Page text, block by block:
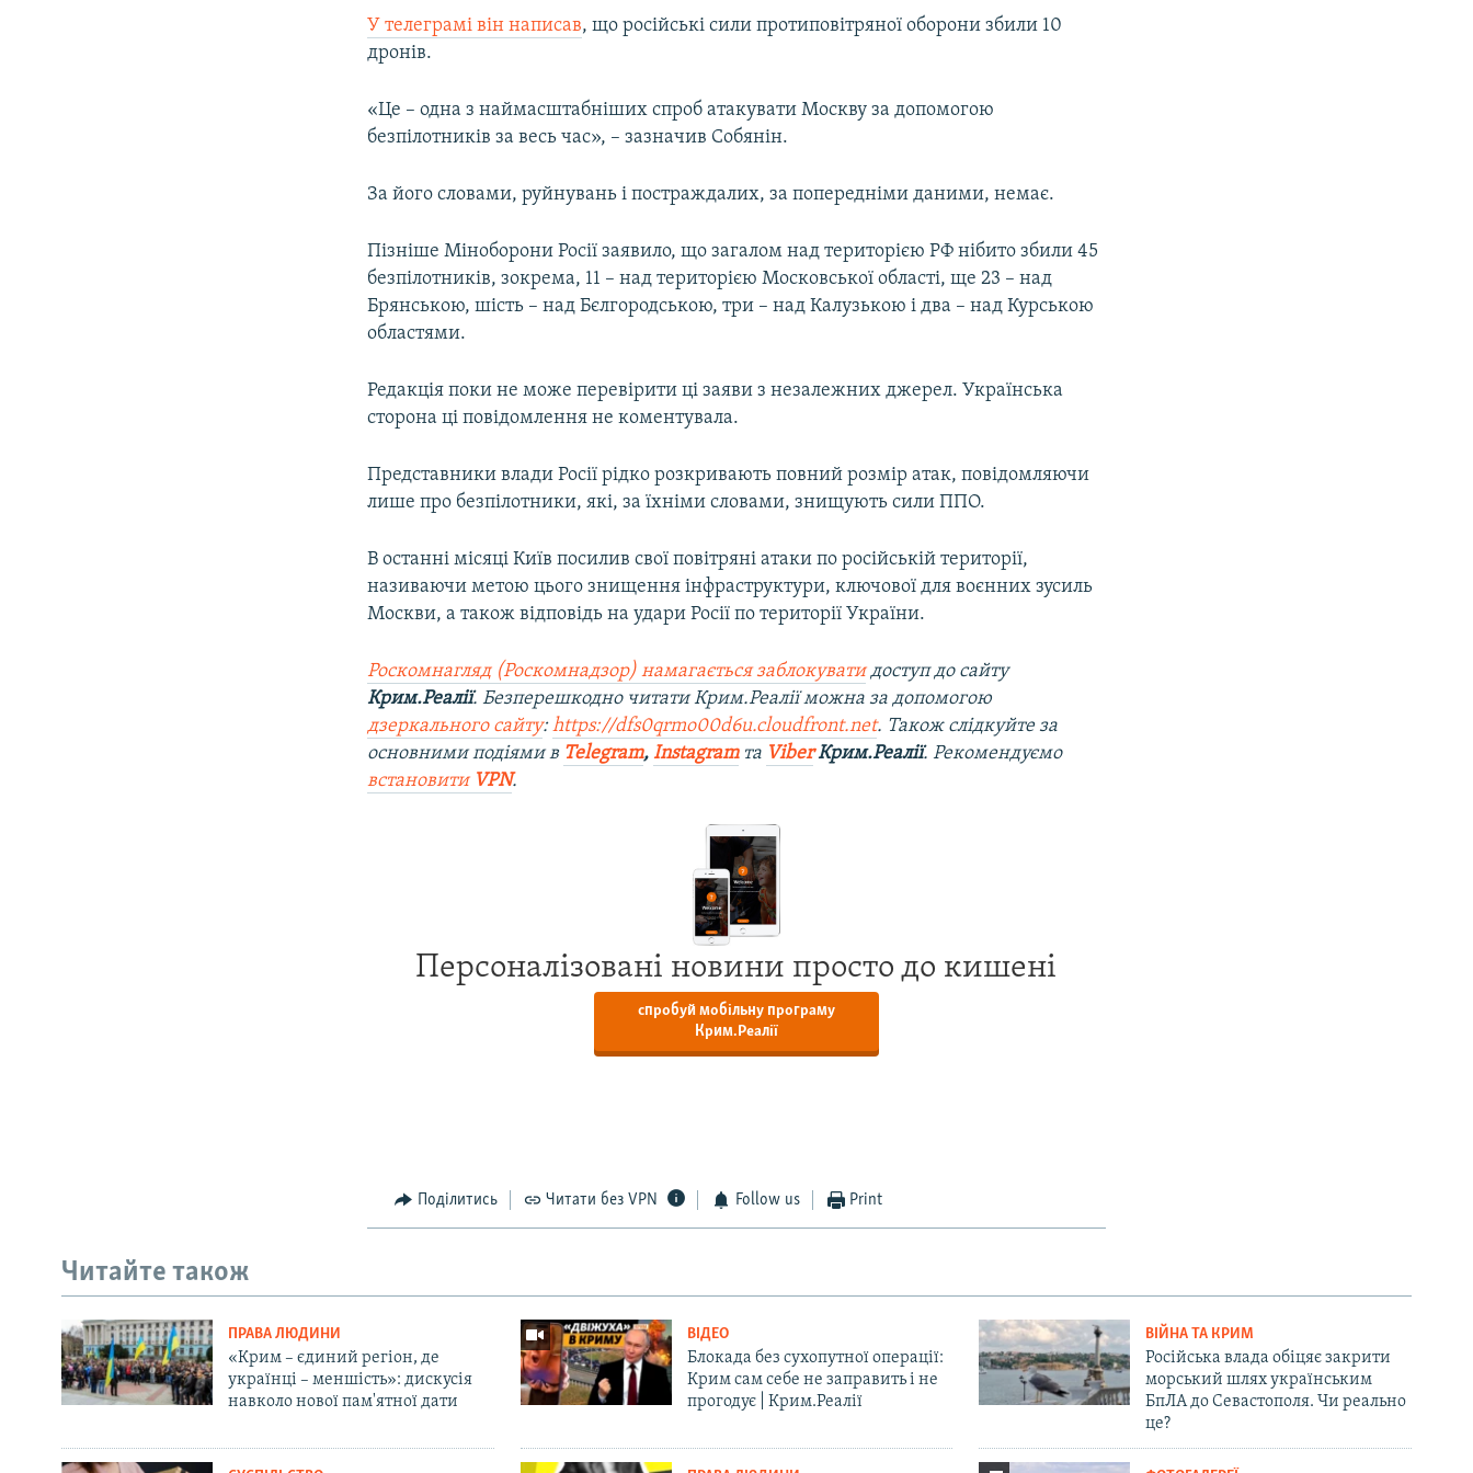
У телеграмі він написав, що російські сили протиповітряної оборони збили 10
дронів.
«Це – одна з наймасштабніших спроб атакувати Москву за допомогою
безпілотників за весь час», – зазначив Собянін.
За його словами, руйнувань і постраждалих, за попередніми даними, немає.
Пізніше Міноборони Росії заявило, що загалом над територією РФ нібито збили 45
безпілотників, зокрема, 11 – над територією Московської області, ще 23 – над
Брянською, шість – над Бєлгородською, три – над Калузькою і два – над Курською
областями.
Редакція поки не може перевірити ці заяви з незалежних джерел. Українська
сторона ці повідомлення не коментувала.
Представники влади Росії рідко розкривають повний розмір атак, повідомляючи
лише про безпілотники, які, за їхніми словами, знищують сили ППО.
В останні місяці Київ посилив свої повітряні атаки по російській території,
називаючи метою цього знищення інфраструктури, ключової для воєнних зусиль
Москви, а також відповідь на удари Росії по території України.
Роскомнагляд (Роскомнадзор) намагається заблокуватидоступ до сайту
Крим.Реалії. Безперешкодно читати Крим.Реалії можна за допомогою
дзеркального сайту:https://dfs0qrmo00d6u.cloudfront.net. Також слідкуйте за
основними подіями в Telegram,Instagramта ViberКрим.Реалії. Рекомендуємо
встановити VPN.
Персоналізовані новини просто до кишені
спробуй мобільну програму
Крим.Реалії
Поділитись Читати без VPN Follow us Print
Читайте також
ПРАВА ЛЮДИНИ
«Крим – єдиний регіон, де
українці – меншість»: дискусія
навколо нової пам'ятної дати
ВІДЕО
Блокада без сухопутної операції:
Крим сам себе не заправить і не
прогодує | Крим.Реалії
ВІЙНА ТА КРИМ
Російська влада обіцяє закрити
морський шлях українським
БпЛА до Севастополя. Чи реально
це?